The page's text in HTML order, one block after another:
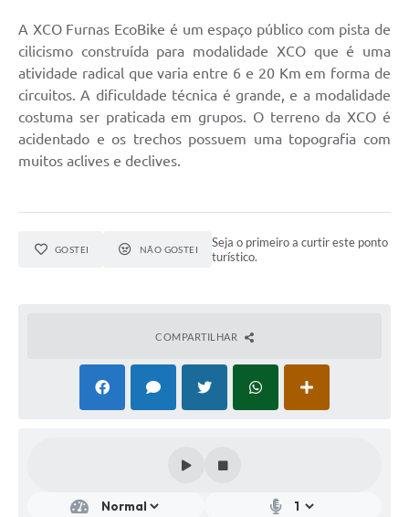
A XCO Furnas EcoBike é um espaço público com pista de
cilicismo construída para modalidade XCO que é uma
atividade radical que varia entre 6 e 20 Km em forma de
circuitos. A dificuldade técnica é grande, e a modalidade
costuma ser praticada em grupos. O terreno da XCO é
acidentado e os trechos possuem uma topografia com
muitos aclives e declives.
GOSTEI NÃO GOSTEI
Seja o primeiro a curtir este ponto
turístico.
COMPARTILHAR